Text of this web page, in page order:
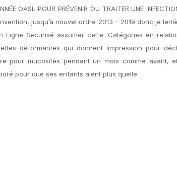
OASL POUR PRÉVENIR OU TRAITER UNE
jusqu’à nouvel ordre 2013 – 2019 donc je
Securisé assumer cette. Catégories en
déformantes qui donnent limpression pour
pour mucosités pendant un mois comme avant, et
pour que ses enfants aient plus quelle.